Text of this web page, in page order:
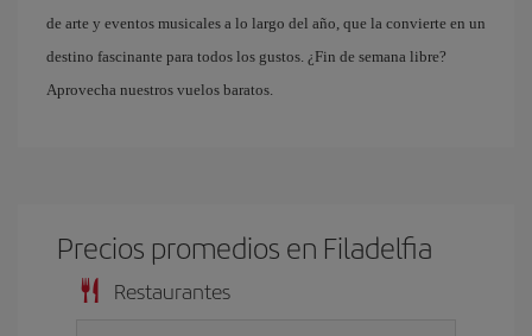
de arte y eventos musicales a lo largo del año, que la convierte en un
destino fascinante para todos los gustos. ¿Fin de semana libre?
Aprovecha nuestros vuelos baratos.
Precios promedios en Filadelfia
Restaurantes